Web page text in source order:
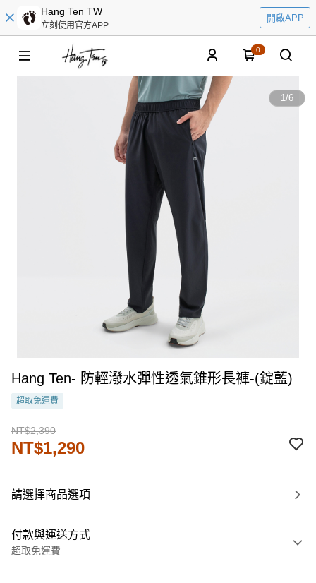
Hang Ten TW
立刻使用官方APP
開啟APP
0
1/6
Hang Ten- 防輕潑水彈性透氣錐形長褲-(錠藍)
超取免運費
NT$2,390
NT$1,290
請選擇商品選項
付款與運送方式
超取免運費